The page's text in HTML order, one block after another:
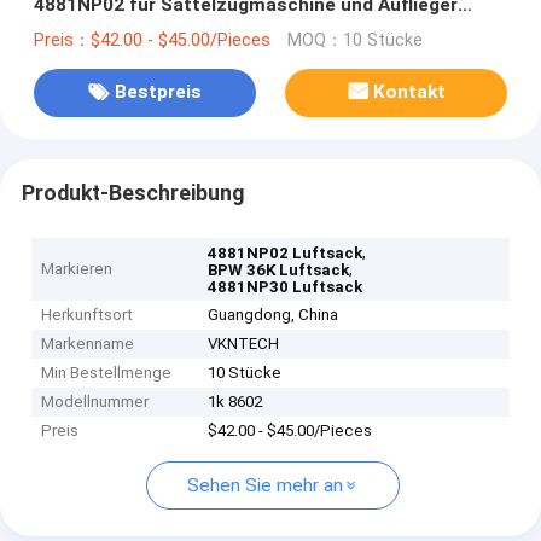
4881NP02 für Sattelzugmaschine und Auflieger
Luftsack 4881NP30 1R14-757/Luft-Suspendierung
Preis：$42.00 - $45.00/Pieces MOQ：10 Stücke
Bestpreis Kontakt
Produkt-Beschreibung
Markieren
4881NP02 Luftsack,
BPW 36K Luftsack,
4881NP30 Luftsack
Herkunftsort
Guangdong, China
Markenname
VKNTECH
Min Bestellmenge
10 Stücke
Modellnummer
1k 8602
Preis
$42.00 - $45.00/Pieces
Sehen Sie mehr an